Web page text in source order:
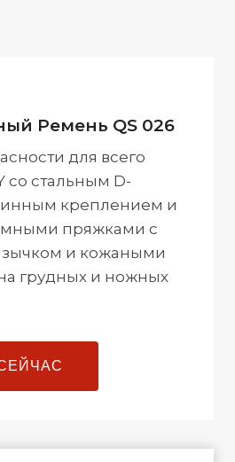
Ремень QS 026
для всего
со стальным D-
креплением и
пряжками с
и кожаными
грудных и ножных